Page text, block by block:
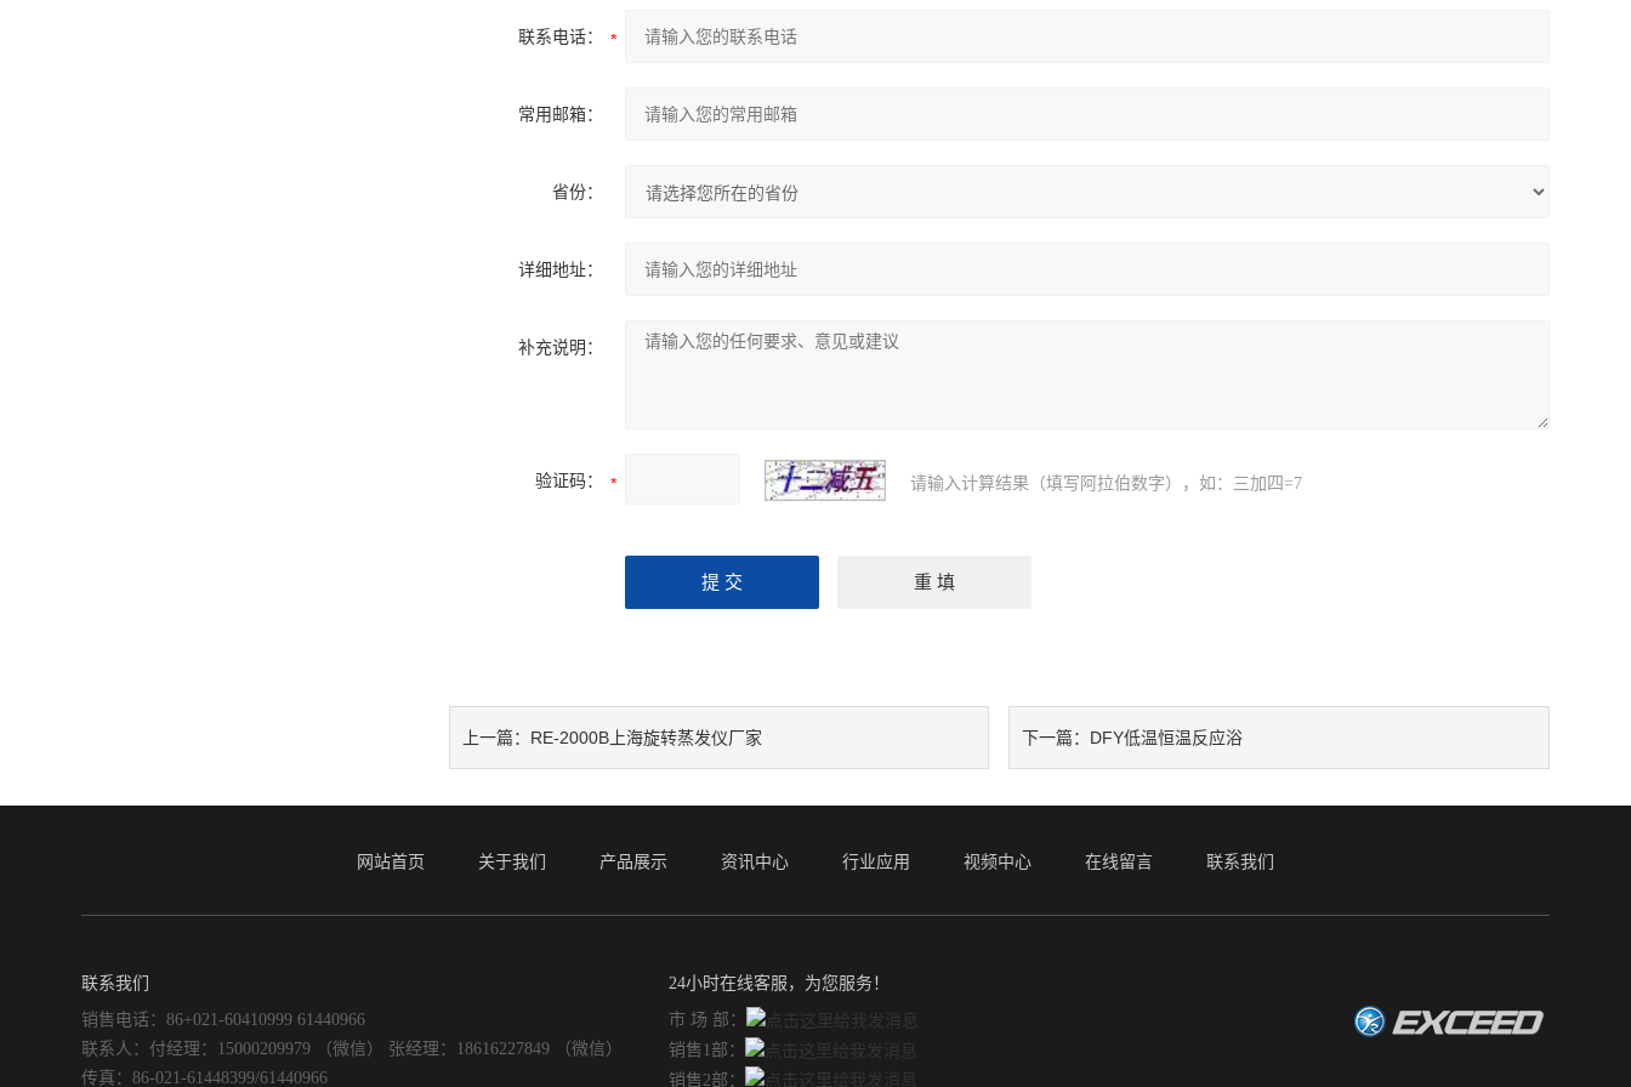
联系电话：
常用邮箱：
省份：
详细地址：
补充说明：
验证码： 请输入计算结果（填写阿拉伯数字），如：三加四=7
上一篇： RE-2000B上海旋转蒸发仪厂家 下一篇： DFY低温恒温反应浴
网站首页 关于我们 产品展示 资讯中心 行业应用 视频中心 在线留言 联系我们
联系我们
销售电话：86+021-60410999 61440966
联系人：付经理：15000209979 （微信） 张经理：18616227849 （微信）
传真：86-021-61448399/61440966
24小时在线客服，为您服务！
市 场 部：
销售1部：
销售2部：